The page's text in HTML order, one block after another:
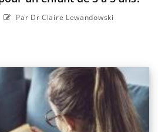
Par Dr Claire Lewandowski